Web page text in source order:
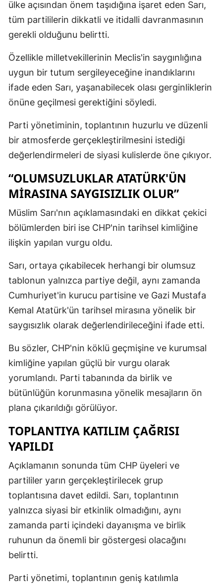
ülke açısından önem taşıdığına işaret eden Sarı,
tüm partililerin dikkatli ve itidalli davranmasının
gerekli olduğunu belirtti.
Özellikle milletvekillerinin Meclis'in saygınlığına
uygun bir tutum sergileyeceğine inandıklarını
ifade eden Sarı, yaşanabilecek olası gerginliklerin
önüne geçilmesi gerektiğini söyledi.
Parti yönetiminin, toplantının huzurlu ve düzenli
bir atmosferde gerçekleştirilmesini istediği
değerlendirmeleri de siyasi kulislerde öne çıkıyor.
“OLUMSUZLUKLAR ATATÜRK'ÜN
MIRASINA SAYGISIZLIK OLUR”
Müslim Sarı'nın açıklamasındaki en dikkat çekici
bölümlerden biri ise CHP'nin tarihsel kimliğine
ilişkin yapılan vurgu oldu.
Sarı, ortaya çıkabilecek herhangi bir olumsuz
tablonun yalnızca partiye değil, aynı zamanda
Cumhuriyet'in kurucu partisine ve Gazi Mustafa
Kemal Atatürk'ün tarihsel mirasına yönelik bir
saygısızlık olarak değerlendirileceğini ifade etti.
Bu sözler, CHP'nin köklü geçmişine ve kurumsal
kimliğine yapılan güçlü bir vurgu olarak
yorumlandı. Parti tabanında da birlik ve
bütünlüğün korunmasına yönelik mesajların ön
plana çıkarıldığı görülüyor.
TOPLANTIYA KATILIM ÇAĞRISI
YAPILDI
Açıklamanın sonunda tüm CHP üyeleri ve
partililer yarın gerçekleştirilecek grup
toplantısına davet edildi. Sarı, toplantının
yalnızca siyasi bir etkinlik olmadığını, aynı
zamanda parti içindeki dayanışma ve birlik
ruhunun da önemli bir göstergesi olacağını
belirtti.
Parti yönetimi, toplantının geniş katılımla